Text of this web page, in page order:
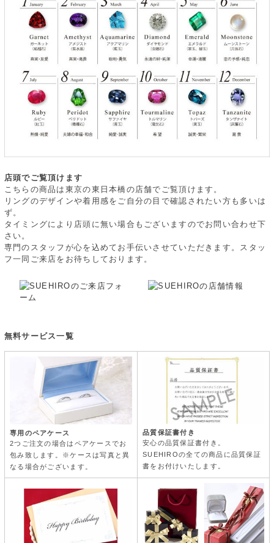
店頭でご覧頂けます
こちらの商品は東京の東日本橋の店舗でご覧頂けます。
リングのデザインや着用感をご自分の目で確認されたい方も多いは
ず。
タイミングにより店頭に無い場合もございますのでお問い合わせ下
さい。
専門のスタッフが心を込めてお手伝いさせていただきます。スタッ
フ一同ご来店をお待ちしております。
無料サービス一覧
専用のペアケース
2つご注文の場合はペアケースでお
包み致します。※ケースは写真と異
なる場合がございます。
品質保証書付き
安心の品質保証書付き。
SUEHIROの全ての商品に品質保証
書をお付けいたします。